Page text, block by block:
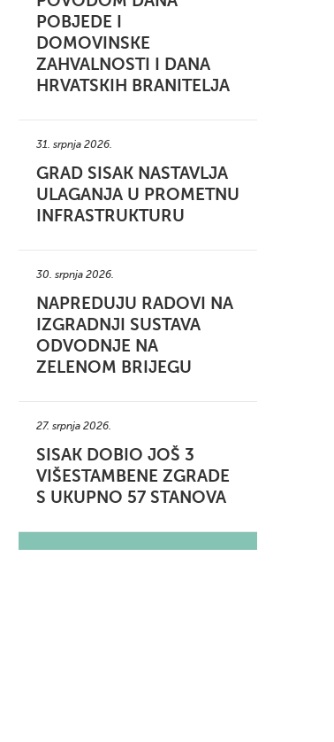
POBJEDE I
DOMOVINSKE
ZAHVALNOSTI I DANA
HRVATSKIH BRANITELJA
31. srpnja 2026.
GRAD SISAK NASTAVLJA
ULAGANJA U PROMETNU
INFRASTRUKTURU
30. srpnja 2026.
NAPREDUJU RADOVI NA
IZGRADNJI SUSTAVA
ODVODNJE NA
ZELENOM BRIJEGU
27. srpnja 2026.
SISAK DOBIO JOŠ 3
VIŠESTAMBENE ZGRADE
S UKUPNO 57 STANOVA